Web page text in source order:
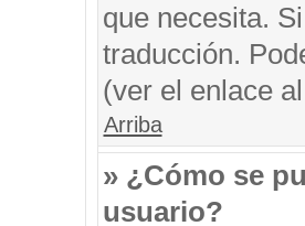
que necesita.
traducción.
(ver el enlace
Arriba
» ¿Cómo se
usuario?